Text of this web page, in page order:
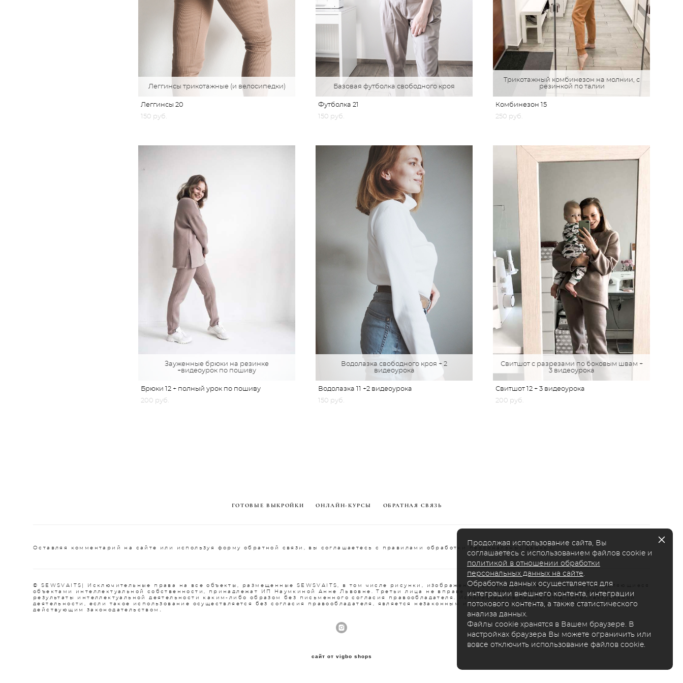
Леггинсы трикотажные (и велосипедки)
Леггинсы 20
150 pуб.
Базовая футболка свободного кроя
Футболка 21
150 pуб.
Трикотажный комбинезон на молнии, с
резинкой по талии
Комбинезон 15
250 pуб.
Зауженные брюки на резинке
+видеоурок по пошиву
Брюки 12 + полный урок по пошиву
200 pуб.
Водолазка свободного кроя + 2
видеоурока
Водолазка 11 +2 видеоурока
150 pуб.
Свитшот с разрезами по боковым швам +
3 видеоурока
Свитшот 12 + 3 видеоурока
200 pуб.
ГОТОВЫЕ ВЫКРОЙКИ ОНЛАЙН-КУРСЫ ОБРАТНАЯ СВЯЗЬ
Оставляя комментарий на сайте или используя форму обратной связи, вы соглашаетесь с правилами обработки персональных данных.
© SEWSVAITS| Исключительные права на все объекты, размещенные SEWSVAITS, в том числе рисунки, изображения, фотографии, тексты, описания, являющиеся
объектами интеллектуальной собственности, принадлежат ИП Наумкиной Анне Львовне. Третьи лица не вправе использовать размещенные на сайте
результаты интеллектуальной деятельности каким-либо образом без письменного согласия правообладателя. Использование результатов интеллектуальной
деятельности, если такое использование осуществляется без согласия правообладателя, является незаконным и влечет ответственность, установленную
действующим законодательством
сайт от vigbo shops
Продолжая использование сайта, Вы
соглашаетесь с использованием файлов cookie и
политикой в отношении обработки
персональных данных на сайте.
Обработка данных осуществляется для
интеграции внешнего контента, интеграции
потокового контента, а также статистического
анализа данных.
Файлы cookie хранятся в Вашем браузере. В
настройках браузера Вы можете ограничить или
вовсе отключить использование файлов cookie.